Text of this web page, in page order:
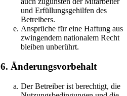
und Erfüllungsgehilfen des
Betreibers.
Ansprüche für eine Haftung aus
zwingendem nationalem Recht
bleiben unberührt.
6. Änderungsvorbehalt
Der Betreiber ist berechtigt, die